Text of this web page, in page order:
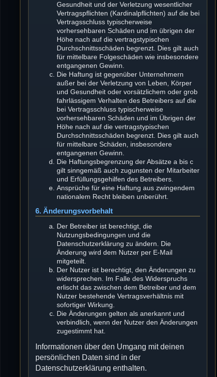
Gesundheit und der Verletzung wesentlicher
Vertragspflichten (Kardinalpflichten) auf die bei
Vertragsschluss typischerweise
vorhersehbaren Schäden und im übrigen der
Höhe nach auf die vertragstypischen
Durchschnittsschäden begrenzt. Dies gilt auch
für mittelbare Folgeschäden wie insbesondere
entgangenen Gewinn.
Die Haftung ist gegenüber Unternehmern
außer bei der Verletzung von Leben, Körper
und Gesundheit oder vorsätzlichem oder grob
fahrlässigem Verhalten des Betreibers auf die
bei Vertragsschluss typischerweise
vorhersehbaren Schäden und im Übrigen der
Höhe nach auf die vertragstypischen
Durchschnittsschäden begrenzt. Dies gilt auch
für mittelbare Schäden, insbesondere
entgangenen Gewinn.
Die Haftungsbegrenzung der Absätze a bis c
gilt sinngemäß auch zugunsten der Mitarbeiter
und Erfüllungsgehilfen des Betreibers.
Ansprüche für eine Haftung aus zwingendem
nationalem Recht bleiben unberührt.
6. Änderungsvorbehalt
Der Betreiber ist berechtigt, die
Nutzungsbedingungen und die
Datenschutzerklärung zu ändern. Die
Änderung wird dem Nutzer per E-Mail
mitgeteilt.
Der Nutzer ist berechtigt, den Änderungen zu
widersprechen. Im Falle des Widerspruchs
erlischt das zwischen dem Betreiber und dem
Nutzer bestehende Vertragsverhältnis mit
sofortiger Wirkung.
Die Änderungen gelten als anerkannt und
verbindlich, wenn der Nutzer den Änderungen
zugestimmt hat.
Informationen über den Umgang mit deinen
persönlichen Daten sind in der
Datenschutzerklärung enthalten.